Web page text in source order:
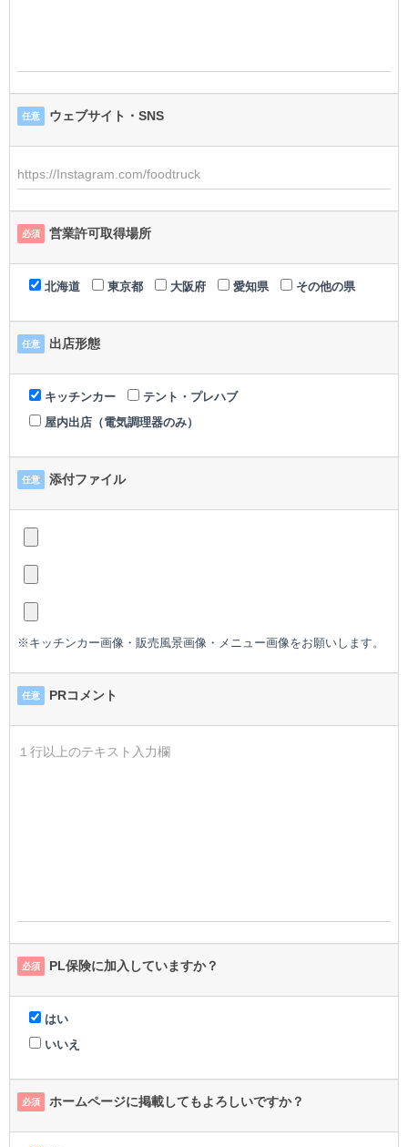
任意 ウェブサイト・SNS
必須 営業許可取得場所
北海道 東京都 大阪府 愛知県 その他の県
任意 出店形態
キッチンカー
テント・プレハブ
屋内出店（電気調理器のみ）
任意 添付ファイル
※キッチンカー画像・販売風景画像・メニュー画像をお願いします。
任意 PRコメント
必須 PL保険に加入していますか？
はい
いいえ
必須 ホームページに掲載してもよろしいですか？